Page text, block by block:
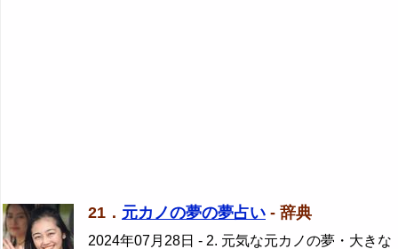
21． 元カノの夢の夢占い - 辞典
2024年07月28日 - 2. 元気な元カノの夢・大きな